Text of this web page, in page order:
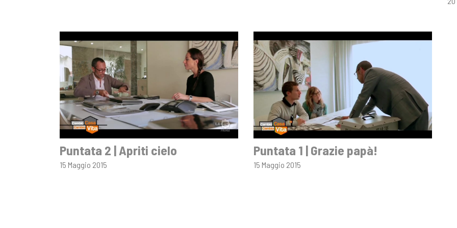
Puntata 2 | Apriti cielo
15 Maggio 2015
Puntata 1 | Grazie papà!
15 Maggio 2015